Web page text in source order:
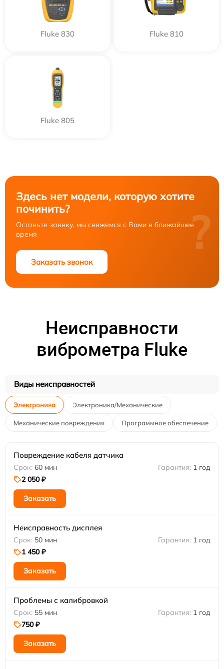
Fluke 830 Fluke 810
Fluke 805
Здесь нет модели, которую хотите
починить?
Оставьте заявку, мы свяжемся с Вами в ближайшее
время
Заказать звонок
?
Неисправности
виброметра Fluke
Виды неисправностей
Электроника Электроника/Механические
Механические повреждения Программное обеспечение
Повреждение кабеля датчика
60 мин
1 год
2 050 ₽
Заказать
Неисправность дисплея
50 мин
1 год
1 450 ₽
Заказать
Проблемы с калибровкой
55 мин
1 год
750 ₽
Заказать